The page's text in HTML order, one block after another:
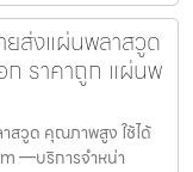
ยส่งแผ่นพลาสวูด
ก ราคาถูก แผ่นพ
สวูด คุณภาพสูง ใช้ได้
—บริการจำหน่า